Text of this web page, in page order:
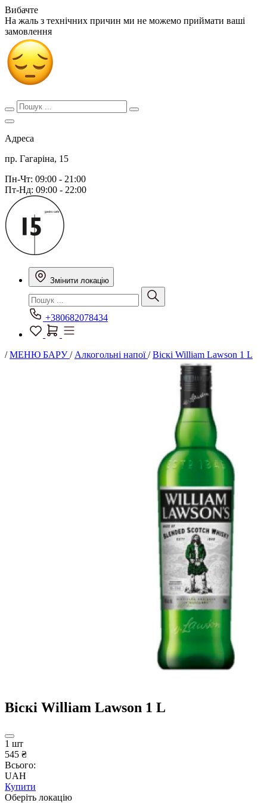
Вибачте
На жаль з технічних причин ми не можемо приймати ваші
замовлення
Адреса
пр. Гагаріна, 15
Пн-Чт: 09:00 - 21:00
Пт-Нд: 09:00 - 22:00
Змінити локацію
+380682078434
/МЕНЮ БАРУ/ Алкогольні напої/Віскі William Lawson 1 L
Віскі William Lawson 1 L
1 шт
545 ₴
Всього:
UAH
Купити
Оберіть локацію